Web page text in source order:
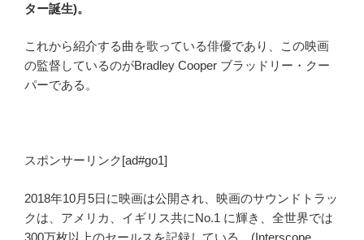
ター誕生)。
これから紹介する曲を歌っている俳優であり、この映画
の監督しているのがBradley Cooper ブラッドリー・クー
パーである。
スポンサーリンク[ad#go1]
2018年10月5日に映画は公開され、映画のサウンドトラッ
クは、アメリカ、イギリス共にNo.1 に輝き、全世界では
300万枚以上のセールスを記録している。(Interscope